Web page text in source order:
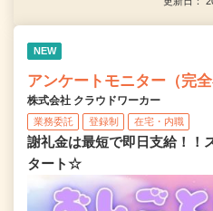
NEW
アンケートモニター（完全
株式会社 クラウドワーカー
業務委託 登録制 在宅・内職
謝礼金は最短で即日支給！！
タート☆